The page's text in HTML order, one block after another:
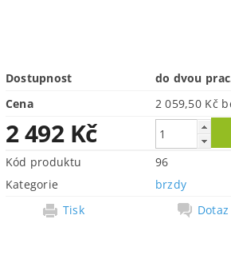
Dostupnost
do dvou
Cena
2
2 492 Kč
Kód produktu
96
Kategorie
brzdy
Tisk
Dotaz